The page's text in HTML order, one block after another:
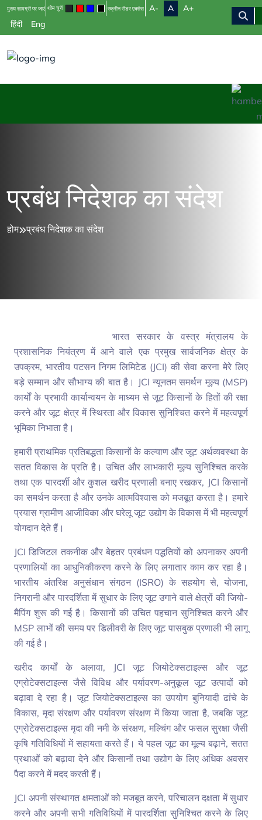
मुख्य सामग्री पर जाएं थीम चुनें स्क्रीन रीडर एक्सेस A- A
A+
हिंदी
Eng
प्रबंध निदेशक का संदेश
होम प्रबंध निदेशक का संदेश
भारत सरकार के वस्त्र मंत्रालय के
प्रशासनिक नियंत्रण में आने वाले एक प्रमुख सार्वजनिक क्षेत्र के
उपक्रम, भारतीय पटसन निगम लिमिटेड (JCI) की सेवा करना मेरे लिए
बड़े सम्मान और सौभाग्य की बात है। JCI न्यूनतम समर्थन मूल्य (MSP)
कार्यों के प्रभावी कार्यान्वयन के माध्यम से जूट किसानों के हितों की रक्षा
करने और जूट क्षेत्र में स्थिरता और विकास सुनिश्चित करने में महत्वपूर्ण
भूमिका निभाता है।
हमारी प्राथमिक प्रतिबद्धता किसानों के कल्याण और जूट अर्थव्यवस्था के
सतत विकास के प्रति है। उचित और लाभकारी मूल्य सुनिश्चित करके
तथा एक पारदर्शी और कुशल खरीद प्रणाली बनाए रखकर, JCI किसानों
का समर्थन करता है और उनके आत्मविश्वास को मजबूत करता है। हमारे
प्रयास ग्रामीण आजीविका और घरेलू जूट उद्योग के विकास में भी महत्वपूर्ण
योगदान देते हैं।
JCI डिजिटल तकनीक और बेहतर प्रबंधन पद्धतियों को अपनाकर अपनी
प्रणालियों का आधुनिकीकरण करने के लिए लगातार काम कर रहा है।
भारतीय अंतरिक्ष अनुसंधान संगठन (ISRO) के सहयोग से, योजना,
निगरानी और पारदर्शिता में सुधार के लिए जूट उगाने वाले क्षेत्रों की जियो-
मैपिंग शुरू की गई है। किसानों की उचित पहचान सुनिश्चित करने और
MSP लाभों की समय पर डिलीवरी के लिए जूट पासबुक प्रणाली भी लागू
की गई है।
खरीद कार्यों के अलावा, JCI जूट जियोटेक्सटाइल्स और जूट
एग्रोटेक्सटाइल्स जैसे विविध और पर्यावरण-अनुकूल जूट उत्पादों को
बढ़ावा दे रहा है। जूट जियोटेक्सटाइल्स का उपयोग बुनियादी ढांचे के
विकास, मृदा संरक्षण और पर्यावरण संरक्षण में किया जाता है, जबकि जूट
एग्रोटेक्सटाइल्स मृदा की नमी के संरक्षण, मल्चिंग और फसल सुरक्षा जैसी
कृषि गतिविधियों में सहायता करते हैं। ये पहल जूट का मूल्य बढ़ाने, सतत
प्रथाओं को बढ़ावा देने और किसानों तथा उद्योग के लिए अधिक अवसर
पैदा करने में मदद करती हैं।
JCI अपनी संस्थागत क्षमताओं को मजबूत करने, परिचालन दक्षता में सुधार
करने और अपनी सभी गतिविधियों में पारदर्शिता सुनिश्चित करने के लिए